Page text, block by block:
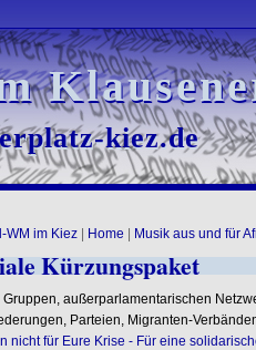
kiez.de
kiez.de
WM im Kiez| Home Musik aus und für
Kürzungspaket
außerparlamentarischen
Parteien, Migranten-
nicht für Eure Krise - Für eine